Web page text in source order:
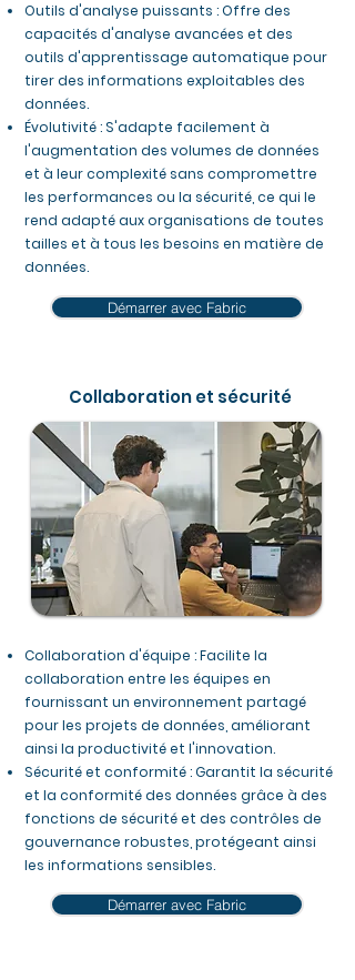
Outils d'analyse puissants : Offre des
capacités d'analyse avancées et des
outils d'apprentissage automatique pour
tirer des informations exploitables des
données.
Évolutivité : S'adapte facilement à
l'augmentation des volumes de données
et à leur complexité sans compromettre
les performances ou la sécurité, ce qui le
rend adapté aux organisations de toutes
tailles et à tous les besoins en matière de
données.
Démarrer avec Fabric
Collaboration et sécurité
Collaboration d'équipe : Facilite la
collaboration entre les équipes en
fournissant un environnement partagé
pour les projets de données, améliorant
ainsi la productivité et l'innovation.
Sécurité et conformité : Garantit la sécurité
et la conformité des données grâce à des
fonctions de sécurité et des contrôles de
gouvernance robustes, protégeant ainsi
les informations sensibles.
Démarrer avec Fabric